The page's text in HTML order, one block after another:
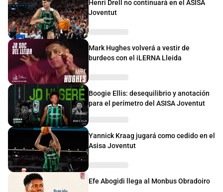
Henri Drell no continuará en el ASISA
Joventut
Mark Hughes volverá a vestir de
burdeos con el iLERNA Lleida
Boogie Ellis: desequilibrio y anotación
para el perímetro del ASISA Joventut
Yannick Kraag jugará como cedido en el
Asisa Joventut
Efe Abogidi llega al Monbus Obradoiro